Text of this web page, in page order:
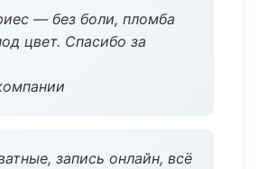
— без боли, пломба
цвет. Спасибо за
запись онлайн, всё